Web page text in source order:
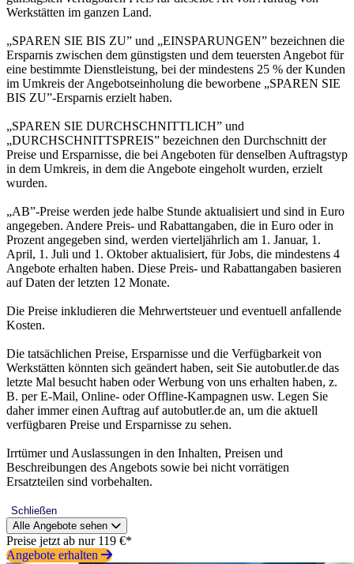
Werkstätten im ganzen Land.
„SPAREN SIE BIS ZU” und „EINSPARUNGEN” bezeichnen die
Ersparnis zwischen dem günstigsten und dem teuersten Angebot für
eine bestimmte Dienstleistung, bei der mindestens 25 % der Kunden
im Umkreis der Angebotseinholung die beworbene „SPAREN SIE
BIS ZU”-Ersparnis erzielt haben.
„SPAREN SIE DURCHSCHNITTLICH” und
„DURCHSCHNITTSPREIS” bezeichnen den Durchschnitt der
Preise und Ersparnisse, die bei Angeboten für denselben Auftragstyp
in dem Umkreis, in dem die Angebote eingeholt wurden, erzielt
wurden.
„AB”-Preise werden jede halbe Stunde aktualisiert und sind in Euro
angegeben. Andere Preis- und Rabattangaben, die in Euro oder in
Prozent angegeben sind, werden vierteljährlich am 1. Januar, 1.
April, 1. Juli und 1. Oktober aktualisiert, für Jobs, die mindestens 4
Angebote erhalten haben. Diese Preis- und Rabattangaben basieren
auf Daten der letzten 12 Monate.
Die Preise inkludieren die Mehrwertsteuer und eventuell anfallende
Kosten.
Die tatsächlichen Preise, Ersparnisse und die Verfügbarkeit von
Werkstätten könnten sich geändert haben, seit Sie autobutler.de das
letzte Mal besucht haben oder Werbung von uns erhalten haben, z.
B. per E-Mail, Online- oder Offline-Kampagnen usw. Legen Sie
daher immer einen Auftrag auf autobutler.de an, um die aktuell
verfügbaren Preise und Ersparnisse zu sehen.
Irrtümer und Auslassungen in den Inhalten, Preisen und
Beschreibungen des Angebots sowie bei nicht vorrätigen
Ersatzteilen sind vorbehalten.
Schließen
Alle Angebote sehen
Preise jetzt ab nur 119 €*
Angebote erhalten